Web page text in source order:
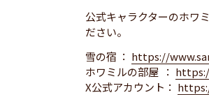
公式キャラクターのホワ
ださい。
雪の宿 ： https://
ホワミルの部屋 ：
X公式アカウント：